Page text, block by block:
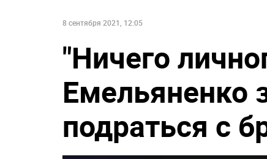
8 сентября 2021, 12:05
"Ничего
Емельяненко
подраться с